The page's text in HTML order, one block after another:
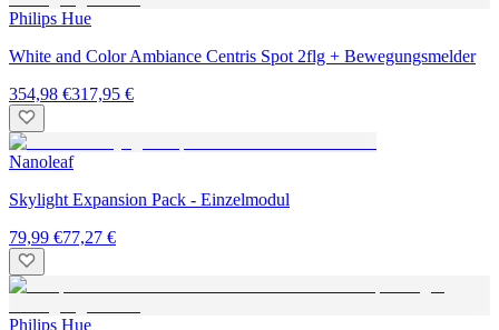
Philips Hue
White and Color Ambiance Centris Spot 2flg + Bewegungsmelder
354,98 €317,95 €
Nanoleaf
Skylight Expansion Pack - Einzelmodul
79,99 €77,27 €
Philips Hue